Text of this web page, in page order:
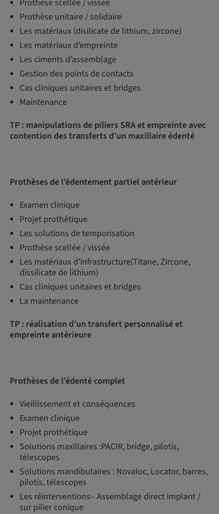
Prothèse scellée / vissée
Prothèse unitaire / solidaire
Les matériaux (disilicate de lithium, zircone)
Les matériaux d’empreinte
Les ciments d’assemblage
Gestion des points de contacts
Cas cliniques unitaires et bridges
Maintenance
TP : manipulations de piliers SRA et empreinte avec
contention des transferts d’un maxillaire édenté
Prothèses de l’édentement partiel antérieur
Examen clinique
Projet prothétique
Les solutions de temporisation
Prothèse scellée / vissée
Les matériaux d’infrastructure(Titane, Zircone,
dissilicate de lithium)
Cas cliniques unitaires et bridges
La maintenance
TP : réalisation d’un transfert personnalisé et
empreinte antérieure
Prothèses de l’édenté complet
Vieillissement et conséquences
Examen clinique
Projet prothétique
Solutions maxillaires :PACIR, bridge, pilotis,
télescopes
Solutions mandibulaires : Novaloc, Locator, barres,
pilotis, télescopes
Les réinterventions– Assemblage direct implant /
sur pilier conique